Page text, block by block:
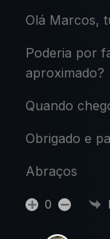
Olá Marcos,
Poderia por
aproximado?
Quando
Obrigado e
Abraços
0